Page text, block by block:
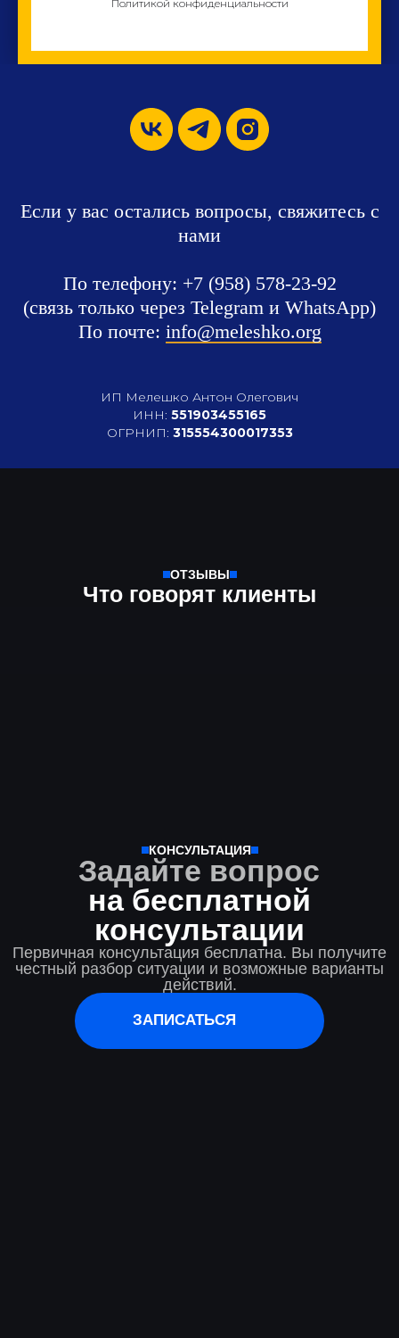
Политикой конфиденциальности
Если у вас остались вопросы, свяжитесь с
нами
По телефону: +7 (958) 578-23-92
(связь только через Telegram и WhatsApp)
По почте: info@meleshko.org
ИП Мелешко Антон Олегович
ИНН: 551903455165
ОГРНИП: 315554300017353
ИП Мелешко Антон Олегович
(ОГРНИП: 315554300017353, ИНН 551903455165)
© 2026 Юридическое партнёрство «Мелешко Консалтинг». Все
права защищены.